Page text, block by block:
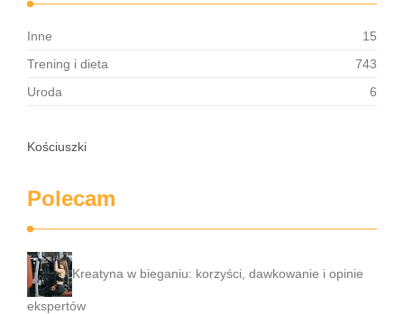
Inne
15
Trening i dieta
743
Uroda
6
Kościuszki
Polecam
Kreatyna w bieganiu: korzyści, dawkowanie i opinie
ekspertów